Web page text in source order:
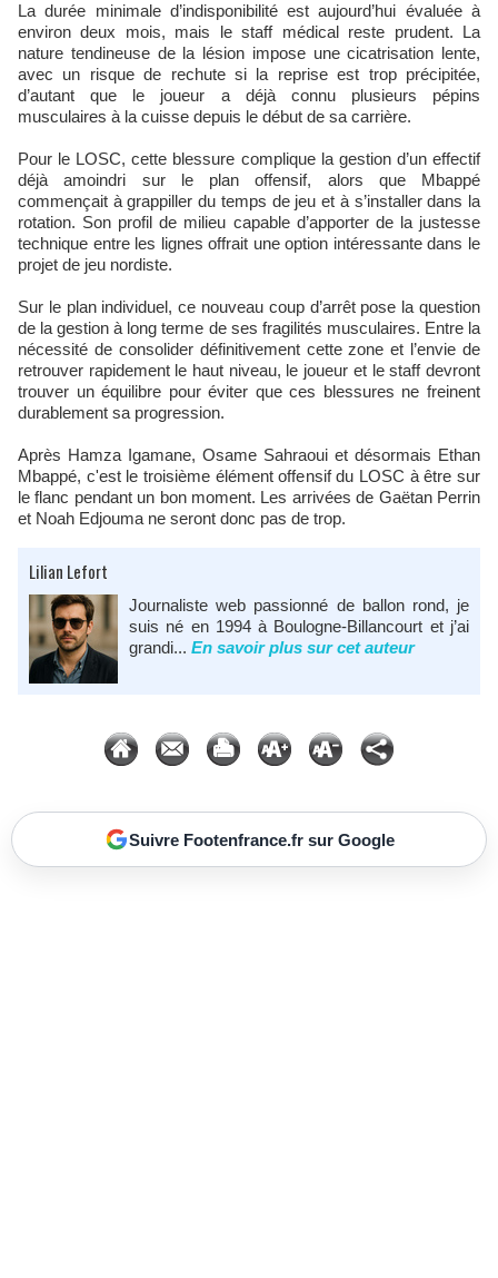
La durée minimale d’indisponibilité est aujourd’hui évaluée à
environ deux mois, mais le staff médical reste prudent. La
nature tendineuse de la lésion impose une cicatrisation lente,
avec un risque de rechute si la reprise est trop précipitée,
d’autant que le joueur a déjà connu plusieurs pépins
musculaires à la cuisse depuis le début de sa carrière.
Pour le LOSC, cette blessure complique la gestion d’un effectif
déjà amoindri sur le plan offensif, alors que Mbappé
commençait à grappiller du temps de jeu et à s’installer dans la
rotation. Son profil de milieu capable d’apporter de la justesse
technique entre les lignes offrait une option intéressante dans le
projet de jeu nordiste.
Sur le plan individuel, ce nouveau coup d’arrêt pose la question
de la gestion à long terme de ses fragilités musculaires. Entre la
nécessité de consolider définitivement cette zone et l’envie de
retrouver rapidement le haut niveau, le joueur et le staff devront
trouver un équilibre pour éviter que ces blessures ne freinent
durablement sa progression.
Après Hamza Igamane, Osame Sahraoui et désormais Ethan
Mbappé, c'est le troisième élément offensif du LOSC à être sur
le flanc pendant un bon moment. Les arrivées de Gaëtan Perrin
et Noah Edjouma ne seront donc pas de trop.
Lilian Lefort
Journaliste web passionné de ballon rond, je
suis né en 1994 à Boulogne-Billancourt et j’ai
grandi... En savoir plus sur cet auteur
Suivre Footenfrance.fr sur Google